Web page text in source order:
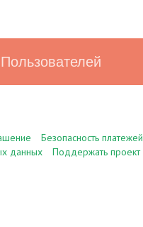
Пользователей
Безопасность платежей
данных
Поддержать проект